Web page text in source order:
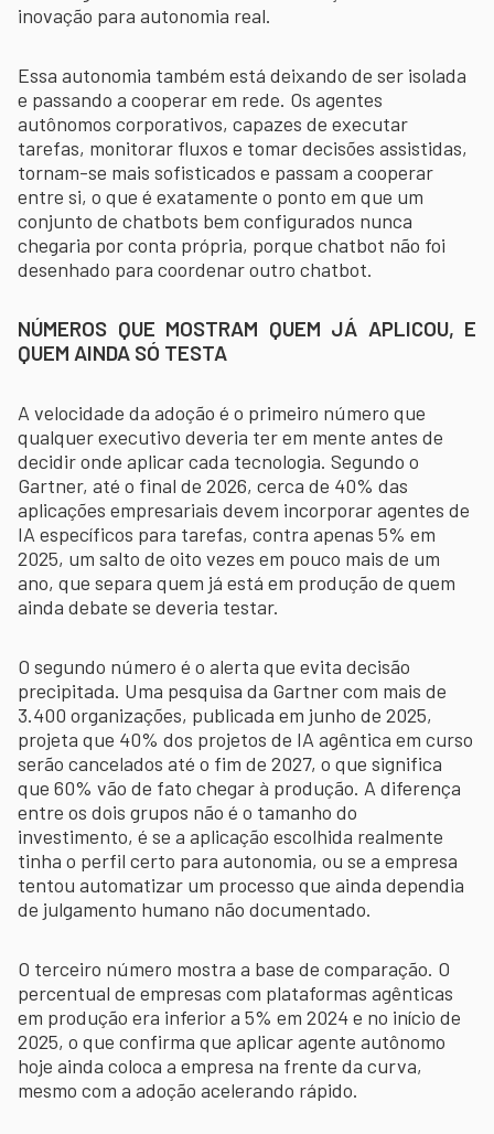
inovação para autonomia real.
Essa autonomia também está deixando de ser isolada
e passando a cooperar em rede. Os agentes
autônomos corporativos, capazes de executar
tarefas, monitorar fluxos e tomar decisões assistidas,
tornam-se mais sofisticados e passam a cooperar
entre si, o que é exatamente o ponto em que um
conjunto de chatbots bem configurados nunca
chegaria por conta própria, porque chatbot não foi
desenhado para coordenar outro chatbot.
NÚMEROS QUE MOSTRAM QUEM JÁ APLICOU, E
QUEM AINDA SÓ TESTA
A velocidade da adoção é o primeiro número que
qualquer executivo deveria ter em mente antes de
decidir onde aplicar cada tecnologia. Segundo o
Gartner, até o final de 2026, cerca de 40% das
aplicações empresariais devem incorporar agentes de
IA específicos para tarefas, contra apenas 5% em
2025, um salto de oito vezes em pouco mais de um
ano, que separa quem já está em produção de quem
ainda debate se deveria testar.
O segundo número é o alerta que evita decisão
precipitada. Uma pesquisa da Gartner com mais de
3.400 organizações, publicada em junho de 2025,
projeta que 40% dos projetos de IA agêntica em curso
serão cancelados até o fim de 2027, o que significa
que 60% vão de fato chegar à produção. A diferença
entre os dois grupos não é o tamanho do
investimento, é se a aplicação escolhida realmente
tinha o perfil certo para autonomia, ou se a empresa
tentou automatizar um processo que ainda dependia
de julgamento humano não documentado.
O terceiro número mostra a base de comparação. O
percentual de empresas com plataformas agênticas
em produção era inferior a 5% em 2024 e no início de
2025, o que confirma que aplicar agente autônomo
hoje ainda coloca a empresa na frente da curva,
mesmo com a adoção acelerando rápido.